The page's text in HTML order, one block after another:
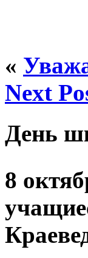
«
Next
День
8